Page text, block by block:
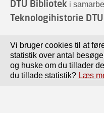
DTU Bibliotek i
Teknologihistorie DTU
Vi bruger cookies til at
statistik over antal
og huske om du tillader
du tillade statistik? Læs